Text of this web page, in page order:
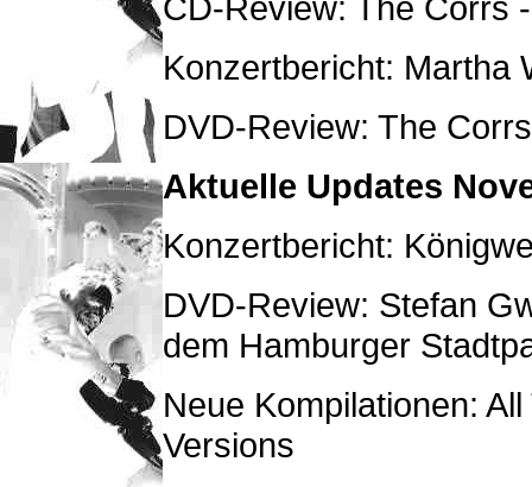
Konzertbericht: Martha
DVD-Review: The
Aktuelle Updates
Konzertbericht:
DVD-Review: Stefan
dem Hamburger
Neue Kompilationen:
Versions